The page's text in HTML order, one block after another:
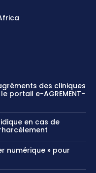
des cliniques
portail e-AGREMENT-
en cas de
numérique » pour